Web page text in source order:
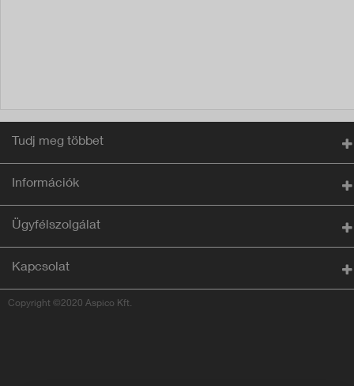
Tudj meg többet
Információk
Ügyfélszolgálat
Kapcsolat
Copyright ©2020 Aspico Kft.